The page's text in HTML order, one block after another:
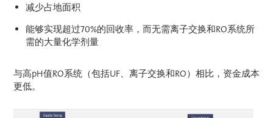
减少占地面积
能够实现超过70%的回收率，而无需离子交换和RO系统所
需的大量化学剂量
与高pH值RO系统（包括UF、离子交换和RO）相比，资金成本
更低。